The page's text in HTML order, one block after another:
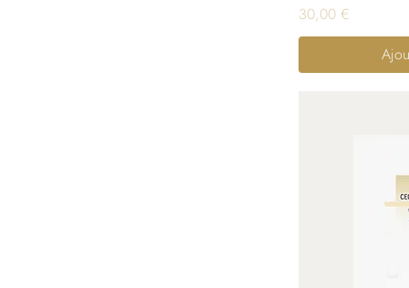
Prix
30,00 €